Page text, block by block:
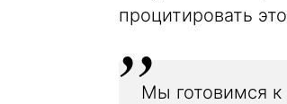
процитировать
Мы готовимся